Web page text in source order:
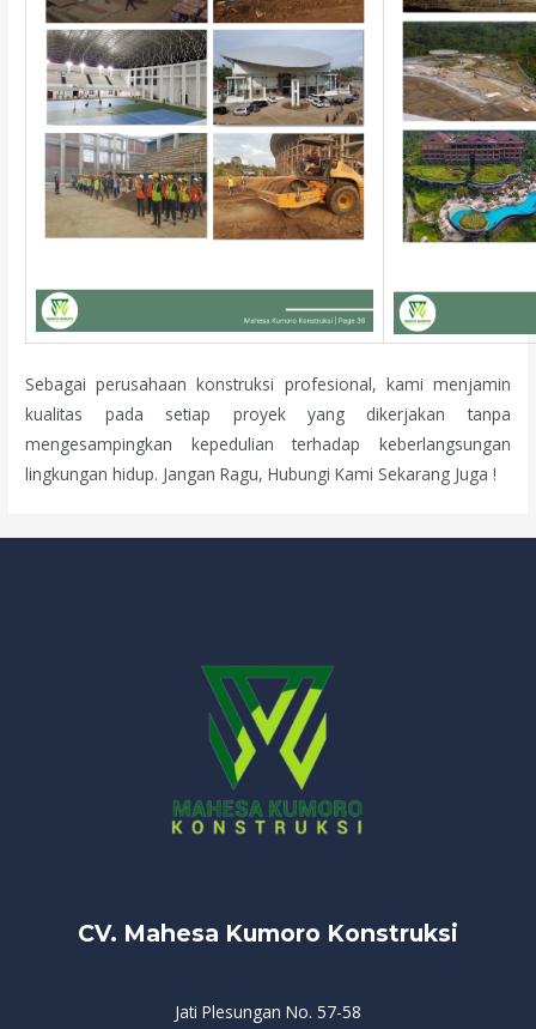
Sebagai perusahaan konstruksi profesional, kami menjamin
kualitas pada setiap proyek yang dikerjakan tanpa
mengesampingkan kepedulian terhadap keberlangsungan
lingkungan hidup. Jangan Ragu, Hubungi Kami Sekarang Juga !
CV. Mahesa Kumoro Konstruksi
Jati Plesungan No. 57-58